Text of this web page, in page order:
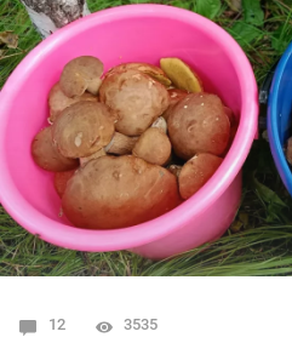
12 3535